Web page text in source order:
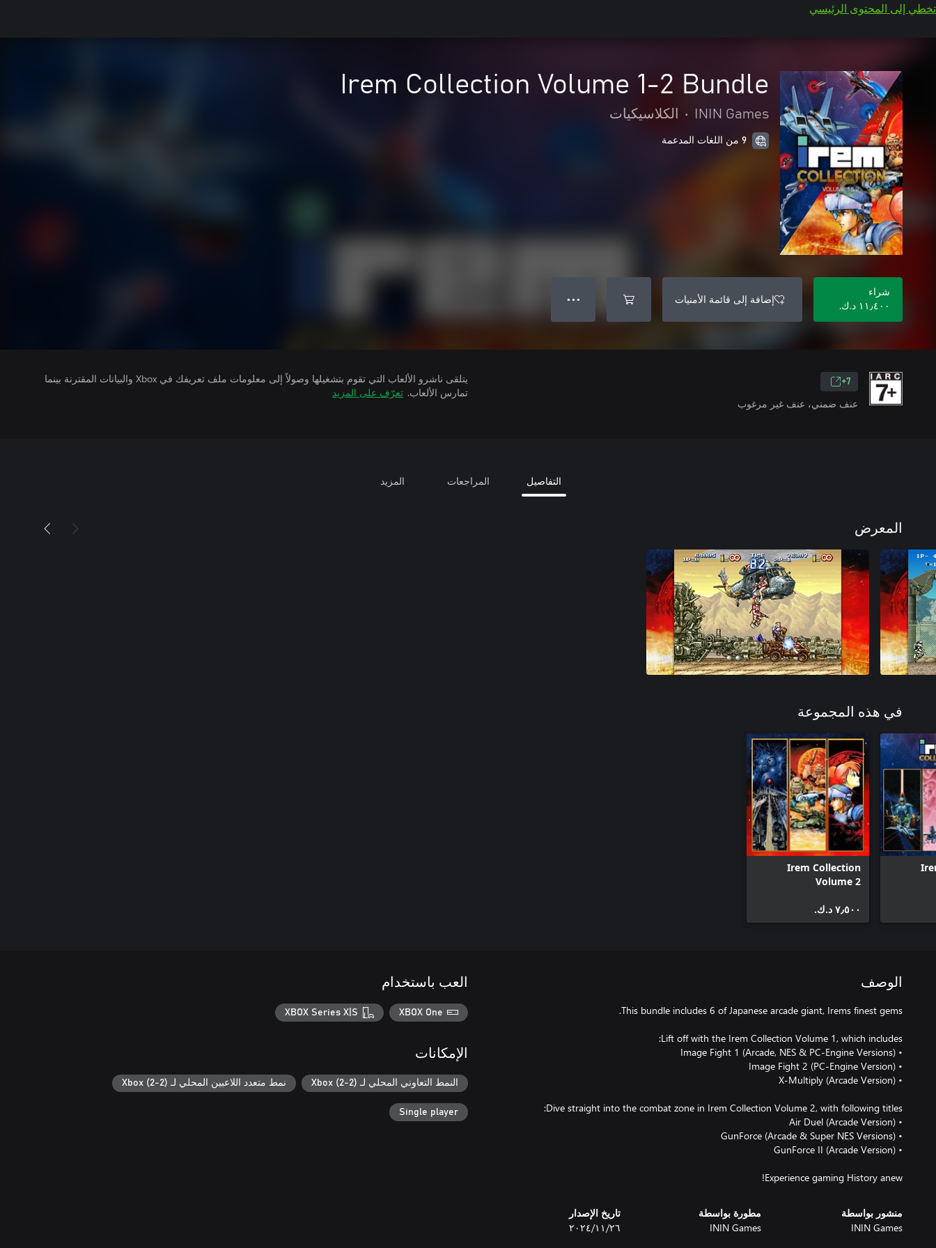
تخطي إلى المحتوى الرئيسي
Irem Collection Volume 1-2 Bundle
ININ Games
• الكلاسيكيات
9 من اللغات المدعمة
شراء
١١٫٤٠٠ د.ك.‏
إضافة إلى قائمة الأمنيات ● ● ●
7+
عنف ضمني، عنف غير مرغوب
يتلقى ناشرو الألعاب التي تقوم بتشغيلها وصولاً إلى معلومات ملف تعريفك في Xbox والبيانات المقترنة بينما
تمارس الألعاب. تعرّف على المزيد
التفاصيل المراجعات المزيد
المعرض
في هذه المجموعة
Irem Collection
Volume 2
٧٫٥٠٠ د.ك.‏
الوصف
Experience gaming History anew!
منشور بواسطة
ININ Games
مطورة بواسطة
ININ Games
تاريخ الإصدار
٢٦‏/١١‏/٢٠٢٤
العب باستخدام
XBOX One
XBOX Series X|S
الإمكانات
النمط التعاوني المحلي لـ Xbox (2-2) نمط متعدد اللاعبين المحلي لـ Xbox (2-2)
Single player